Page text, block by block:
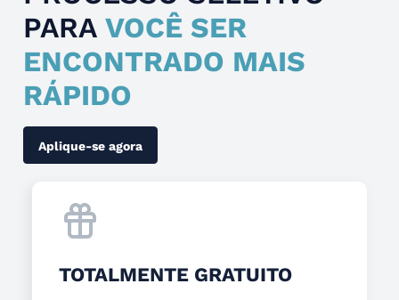
PARA VOCÊ SER
ENCONTRADO MAIS
RÁPIDO
Aplique-se agora
TOTALMENTE GRATUITO